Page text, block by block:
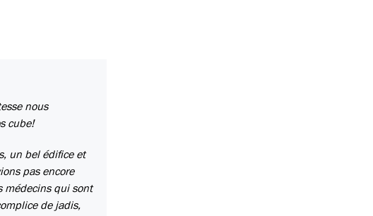
nous
cube!
un bel édifice et
pas encore
médecins qui sont
de jadis,